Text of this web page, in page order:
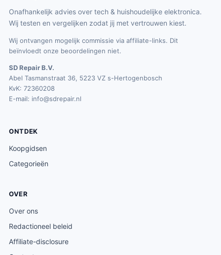
Onafhankelijk advies over tech & huishoudelijke elektronica.
Wij testen en vergelijken zodat jij met vertrouwen kiest.
Wij ontvangen mogelijk commissie via affiliate-links. Dit
beïnvloedt onze beoordelingen niet.
SD Repair B.V.
Abel Tasmanstraat 36, 5223 VZ s-Hertogenbosch
KvK: 72360208
E-mail: info@sdrepair.nl
ONTDEK
Koopgidsen
Categorieën
OVER
Over ons
Redactioneel beleid
Affiliate-disclosure